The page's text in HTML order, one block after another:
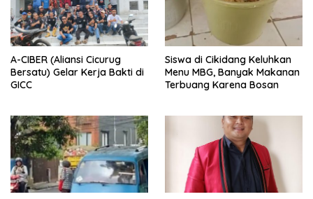
A-CIBER (Aliansi Cicurug
Bersatu) Gelar Kerja Bakti di
GICC
Siswa di Cikidang Keluhkan
Menu MBG, Banyak Makanan
Terbuang Karena Bosan